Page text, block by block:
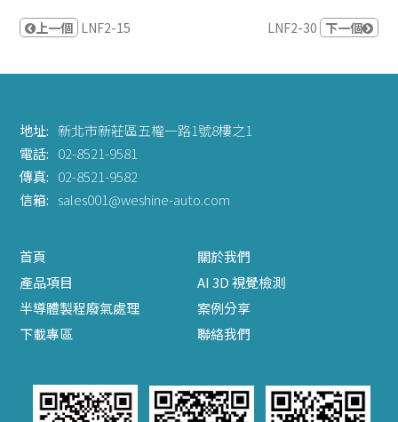
上一個 LNF2-15 LNF2-30 下一個
地址: 新北市新莊區五權一路1號8樓之1
電話: 02-8521-9581
傳真: 02-8521-9582
信箱: sales001@weshine-auto.com
首頁
關於我們
產品項目
AI 3D 視覺檢測
半導體製程廢氣處理
案例分享
下載專區
聯絡我們